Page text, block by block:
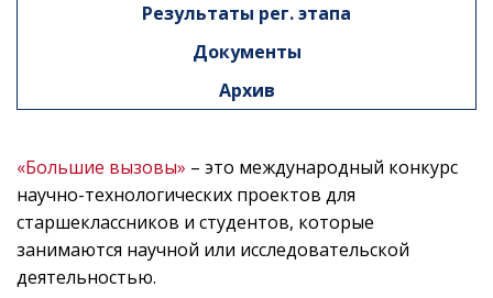
Результаты рег. этапа
Документы
Архив
«Большие вызовы» – это международный конкурс
научно-технологических проектов для
старшеклассников и студентов, которые
занимаются научной или исследовательской
деятельностью.